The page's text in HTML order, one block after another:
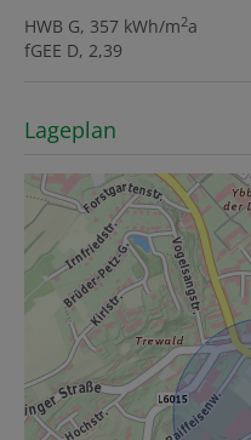
HWB G, 357 kWh/m2a
fGEE D, 2,39
Lageplan